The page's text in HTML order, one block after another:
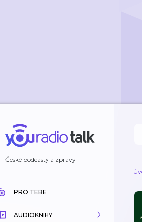
České podcasty a zprávy
PRO TEBE
AUDIOKNIHY